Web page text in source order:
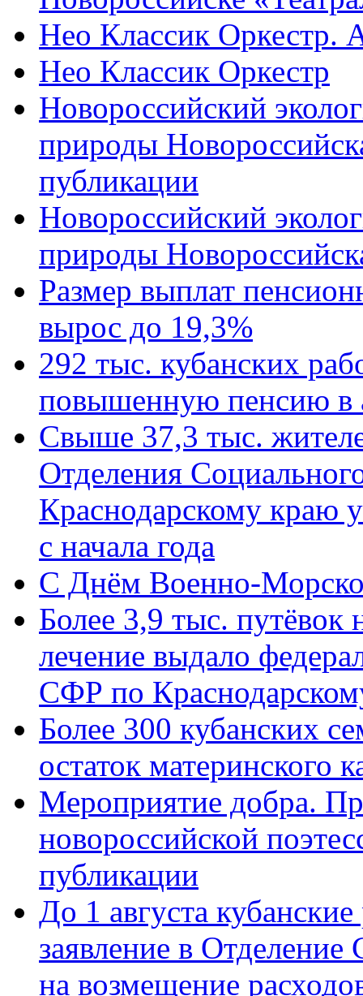
Нео Классик Оркестр.
Нео Классик Оркестр
Новороссийский
природы
публикации
Новороссийский
природы
Размер выплат
вырос до 19,3%
292 тыс. кубанских
повышенную пенсию в
Свыше 37,3 тыс.
Отделения
Краснодарскому краю
с начала года
C Днём Военно-
Более 3,9 тыс. путёвок
лечение выдало
СФР по
Более 300 кубанских
остаток материнского
Мероприятие добра.
новороссийской
публикации
До 1 августа
заявление в
на возмещение